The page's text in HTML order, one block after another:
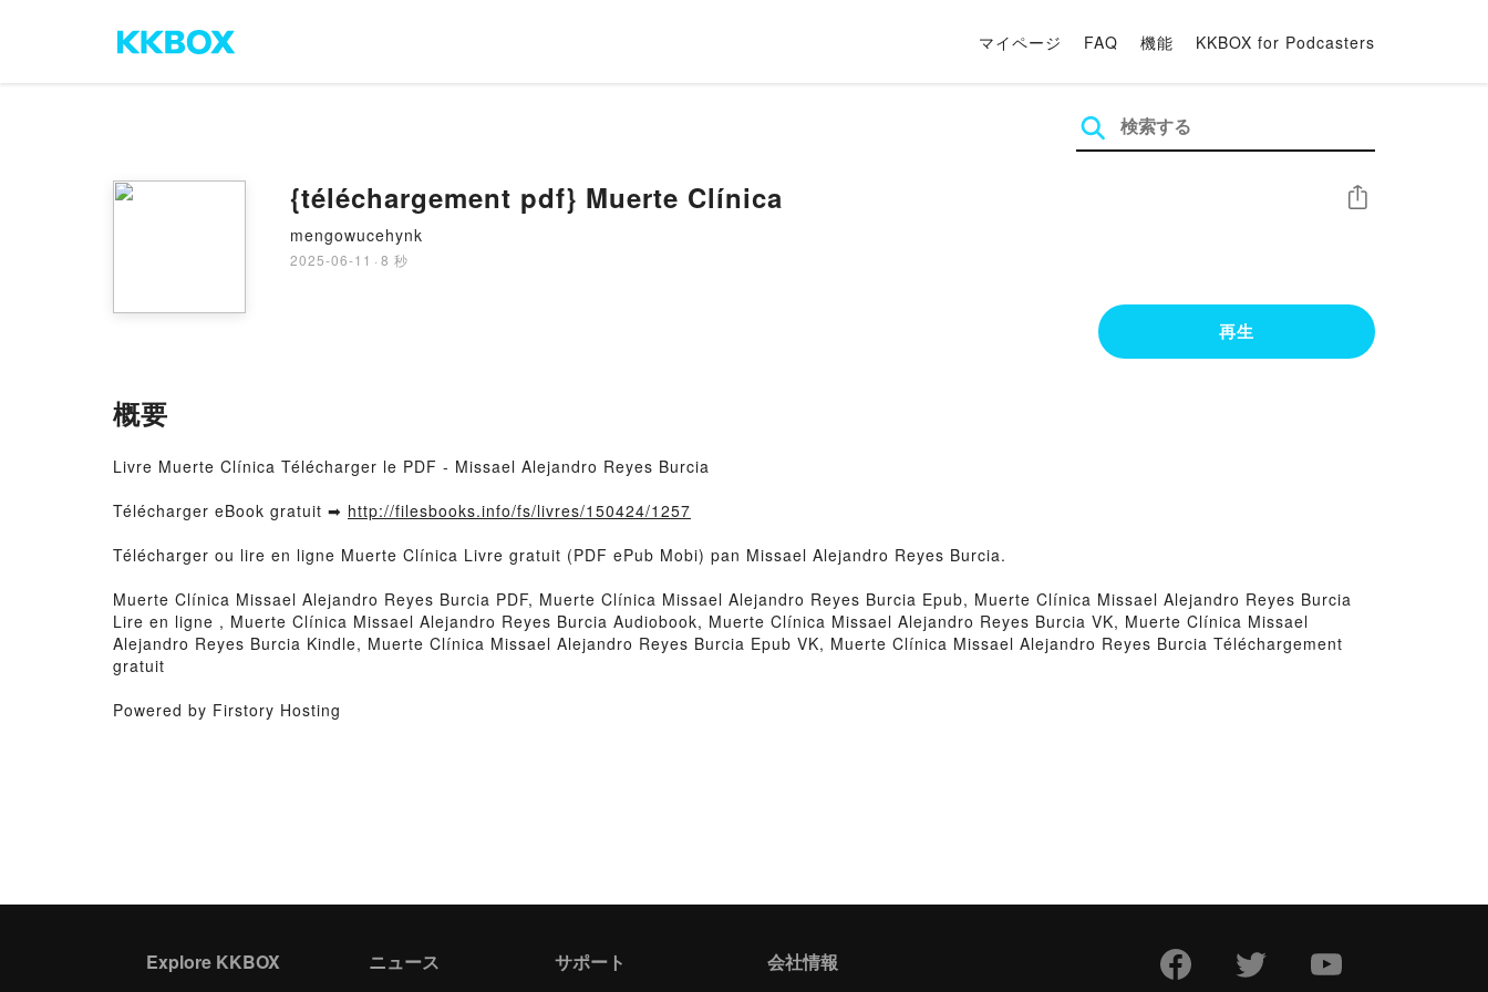
マイページ FAQ 機能 KKBOX for Podcasters
{téléchargement pdf} Muerte Clínica
mengowucehynk
2025-06-11 · 8 秒
シェア
再生
概要
Livre Muerte Clínica Télécharger le PDF - Missael Alejandro Reyes Burcia
Télécharger eBook gratuit ➡ http://filesbooks.info/fs/livres/150424/1257
Télécharger ou lire en ligne Muerte Clínica Livre gratuit (PDF ePub Mobi) pan Missael Alejandro Reyes Burcia.
Muerte Clínica Missael Alejandro Reyes Burcia PDF, Muerte Clínica Missael Alejandro Reyes Burcia Epub, Muerte Clínica Missael Alejandro Reyes Burcia
Lire en ligne , Muerte Clínica Missael Alejandro Reyes Burcia Audiobook, Muerte Clínica Missael Alejandro Reyes Burcia VK, Muerte Clínica Missael
Alejandro Reyes Burcia Kindle, Muerte Clínica Missael Alejandro Reyes Burcia Epub VK, Muerte Clínica Missael Alejandro Reyes Burcia Téléchargement
gratuit
Powered by Firstory Hosting
Explore KKBOX ニュース サポート 会社情報